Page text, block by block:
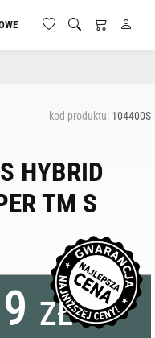
kod produktu:104400S
HYBRID
TM S
ZŁ